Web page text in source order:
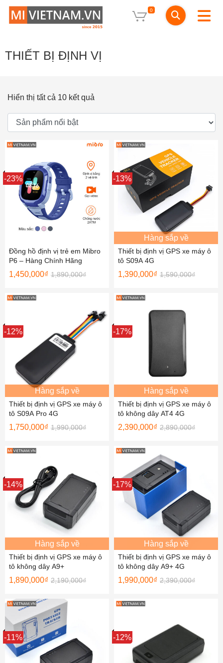
0
THIẾT BỊ ĐỊNH VỊ
Hiển thị tất cả 10 kết quả
Sale
-23%
Đồng hồ định vị trẻ em Mibro
P6 – Hàng Chính Hãng
1,450,000₫ 1,890,000₫
Sale
-13%
Hàng sắp về
Thiết bị định vị GPS xe máy ô
tô S09A 4G
1,390,000₫ 1,590,000₫
Sale
-12%
Hàng sắp về
Thiết bị định vị GPS xe máy ô
tô S09A Pro 4G
1,750,000₫ 1,990,000₫
Sale
-17%
Hàng sắp về
Thiết bị định vị GPS xe máy ô
tô không dây AT4 4G
2,390,000₫ 2,890,000₫
Sale
-14%
Hàng sắp về
Thiết bị định vị GPS xe máy ô
tô không dây A9+
1,890,000₫ 2,190,000₫
Sale
-17%
Hàng sắp về
Thiết bị định vị GPS xe máy ô
tô không dây A9+ 4G
1,990,000₫ 2,390,000₫
Sale
-11% Sale
-12%